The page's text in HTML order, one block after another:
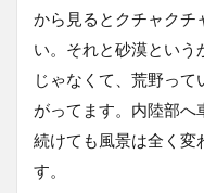
から見るとクチャクチ
い。それと砂漠という
じゃなくて、荒野っ
がってます。内陸部へ
続けても風景は全く変
す。